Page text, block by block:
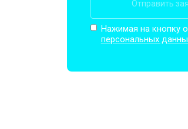
Замена кулера
Отправить
Нажимая на кнопку
персональных